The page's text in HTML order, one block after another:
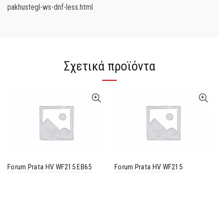
pakhustegl-ws-dnf-less.html
Σχετικά προϊόντα
Forum Prata HV WF215 EB65 Forum Prata HV WF215